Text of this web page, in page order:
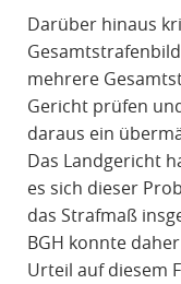
Darüber hinaus
mehrere
Gericht prüfen
daraus ein
Das Landgericht
es sich dieser
das Strafmaß
BGH konnte
Urteil auf diesem